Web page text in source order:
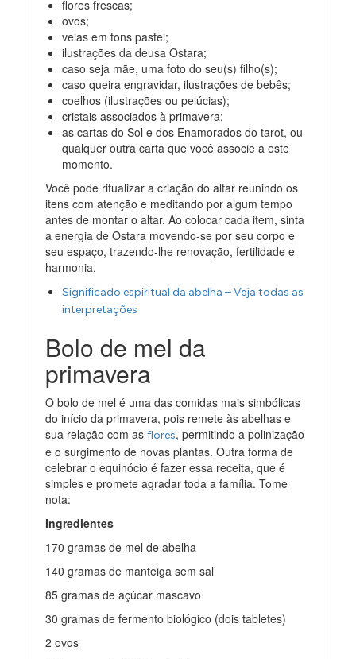
flores frescas;
ovos;
velas em tons pastel;
ilustrações da deusa Ostara;
caso seja mãe, uma foto do seu(s) filho(s);
caso queira engravidar, ilustrações de bebês;
coelhos (ilustrações ou pelúcias);
cristais associados à primavera;
as cartas do Sol e dos Enamorados do tarot, ou
qualquer outra carta que você associe a este
momento.
Você pode ritualizar a criação do altar reunindo os
itens com atenção e meditando por algum tempo
antes de montar o altar. Ao colocar cada item, sinta
a energia de Ostara movendo-se por seu corpo e
seu espaço, trazendo-lhe renovação, fertilidade e
harmonia.
Significado espiritual da abelha – Veja todas as
interpretações
Bolo de mel da
primavera
O bolo de mel é uma das comidas mais simbólicas
do início da primavera, pois remete às abelhas e
sua relação com asflores, permitindo a polinização
e o surgimento de novas plantas. Outra forma de
celebrar o equinócio é fazer essa receita, que é
simples e promete agradar toda a família. Tome
nota:
Ingredientes
170 gramas de mel de abelha
140 gramas de manteiga sem sal
85 gramas de açúcar mascavo
30 gramas de fermento biológico (dois tabletes)
2 ovos